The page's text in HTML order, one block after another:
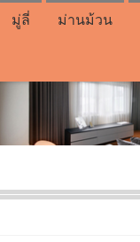
มู่ลี่ ม่านม้วน